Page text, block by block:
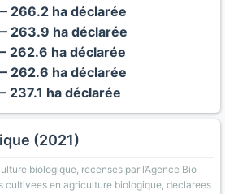
266.2 ha déclarée
263.9 ha déclarée
262.6 ha déclarée
262.6 ha déclarée
237.1 ha déclarée
(2021)
biologique, recenses par l’Agence Bio
cultivees en agriculture biologique, declarees